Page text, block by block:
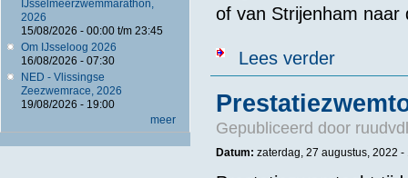
IJsselmeerzwemmarathon,
2026
15/08/2026 - 00:00t/m 23:45
Om IJsseloog 2026
16/08/2026 - 07:30
NED - Vlissingse
Zeezwemrace, 2026
19/08/2026 - 19:00
meer
of van Strijenham
Lees verderover De
Gepubliceerd door
Datum: zaterdag, 27 augustus, 2022 -